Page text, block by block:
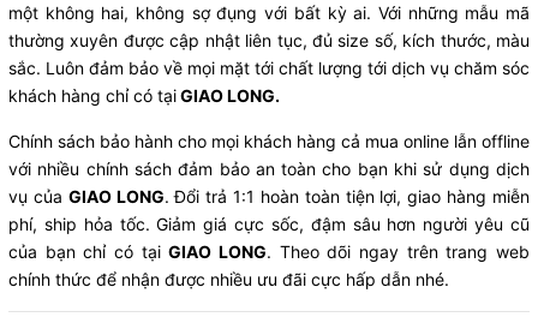
một không hai, không sợ đụng với bất kỳ ai. Với những mẫu mã
thường xuyên được cập nhật liên tục, đủ size số, kích thước, màu
sắc. Luôn đảm bảo về mọi mặt tới chất lượng tới dịch vụ chăm sóc
khách hàng chỉ có tạiGIAO LONG.
Chính sách bảo hành cho mọi khách hàng cả mua online lẫn offline
với nhiều chính sách đảm bảo an toàn cho bạn khi sử dụng dịch
vụ của GIAO LONG. Đổi trả 1:1 hoàn toàn tiện lợi, giao hàng miễn
phí, ship hỏa tốc. Giảm giá cực sốc, đậm sâu hơn người yêu cũ
của bạn chỉ có tạiGIAO LONG. Theo dõi ngay trên trang web
chính thức để nhận được nhiều ưu đãi cực hấp dẫn nhé.